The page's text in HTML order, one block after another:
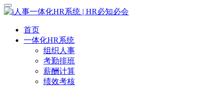
首页
一体化HR系统
组织人事
考勤排班
薪酬计算
绩效考核